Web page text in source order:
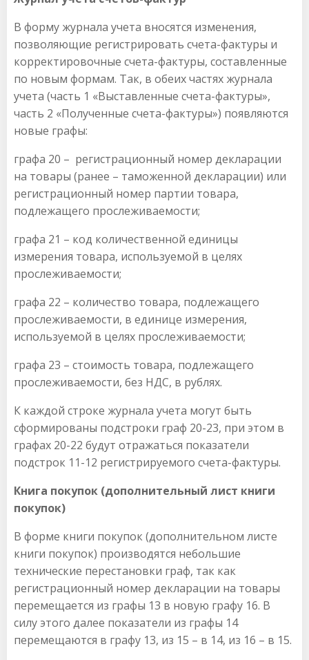
В форму журнала учета вносятся изменения,
позволяющие регистрировать счета-фактуры и
корректировочные счета-фактуры, составленные
по новым формам. Так, в обеих частях журнала
учета (часть 1 «Выставленные счета-фактуры»,
часть 2 «Полученные счета-фактуры») появляются
новые графы:
графа 20 – регистрационный номер декларации
на товары (ранее – таможенной декларации) или
регистрационный номер партии товара,
подлежащего прослеживаемости;
графа 21 – код количественной единицы
измерения товара, используемой в целях
прослеживаемости;
графа 22 – количество товара, подлежащего
прослеживаемости, в единице измерения,
используемой в целях прослеживаемости;
графа 23 – стоимость товара, подлежащего
прослеживаемости, без НДС, в рублях.
К каждой строке журнала учета могут быть
сформированы подстроки граф 20-23, при этом в
графах 20-22 будут отражаться показатели
подстрок 11-12 регистрируемого счета-фактуры.
Книга покупок (дополнительный лист книги
покупок)
В форме книги покупок (дополнительном листе
книги покупок) производятся небольшие
технические перестановки граф, так как
регистрационный номер декларации на товары
перемещается из графы 13 в новую графу 16. В
силу этого далее показатели из графы 14
перемещаются в графу 13, из 15 – в 14, из 16 – в 15.